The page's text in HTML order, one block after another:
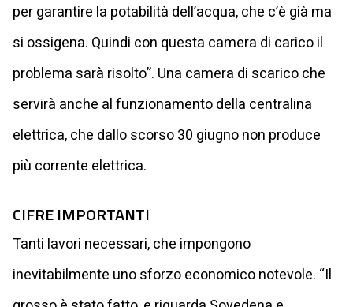
per garantire la potabilità dell’acqua, che c’è già ma
si ossigena. Quindi con questa camera di carico il
problema sarà risolto”. Una camera di scarico che
servirà anche al funzionamento della centralina
elettrica, che dallo scorso 30 giugno non produce
più corrente elettrica.
CIFRE IMPORTANTI
Tanti lavori necessari, che impongono
inevitabilmente uno sforzo economico notevole. “Il